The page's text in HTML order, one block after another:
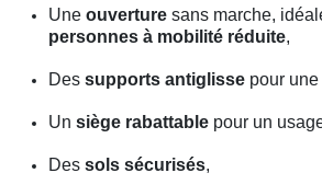
Une ouverture sans marche,
personnes à mobilité réduite,
Des supports antiglisse pour
Un siège rabattable pour un
Des sols sécurisés,